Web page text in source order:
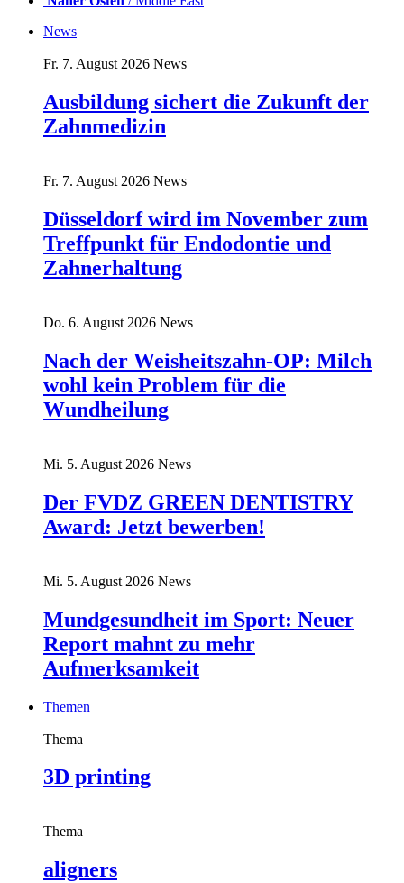
News
Fr. 7. August 2026 News
Ausbildung sichert die Zukunft der
Zahnmedizin
Fr. 7. August 2026 News
Düsseldorf wird im November zum
Treffpunkt für Endodontie und
Zahnerhaltung
Do. 6. August 2026 News
Nach der Weisheitszahn-OP: Milch
wohl kein Problem für die
Wundheilung
Mi. 5. August 2026 News
Der FVDZ GREEN DENTISTRY
Award: Jetzt bewerben!
Mi. 5. August 2026 News
Mundgesundheit im Sport: Neuer
Report mahnt zu mehr
Aufmerksamkeit
Themen
Thema
3D printing
Thema
aligners